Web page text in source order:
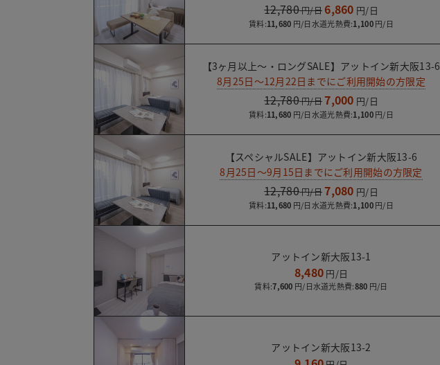
12,780 6,860
賃料:11,680 水道光熱費:1,100
【3ヶ月以上～・ロングSALE】アットイン新大阪13-6
8月25日～12月22日までにご利用開始の方限定
12,780 7,000
賃料:11,680 水道光熱費:1,100
【スペシャルSALE】アットイン新大阪13-6
8月25日～9月15日までにご利用開始の方限定
12,780 7,080
賃料:11,680 水道光熱費:1,100
アットイン新大阪13-1
8,480
賃料:7,600 水道光熱費:880
アットイン新大阪13-2